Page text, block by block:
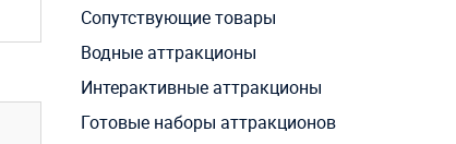
Сопутствующие товары
Водные аттракционы
Интерактивные аттракционы
Готовые наборы аттракционов